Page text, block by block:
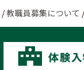
/教職員募集について